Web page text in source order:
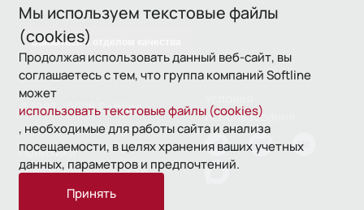
Мы используем текстовые файлы
(cookies)
Продолжая использовать данный веб-сайт, вы
соглашаетесь с тем, что группа компаний Softline
может
использовать текстовые файлы (cookies)
, необходимые для работы сайта и анализа
посещаемости, в целях хранения ваших учетных
данных, параметров и предпочтений.
Принять
Связаться с отделом качества
© 1993—2026 Softline
использования
Политика
конфиденциальности